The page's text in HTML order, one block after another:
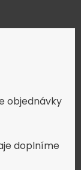
objednávky
doplníme